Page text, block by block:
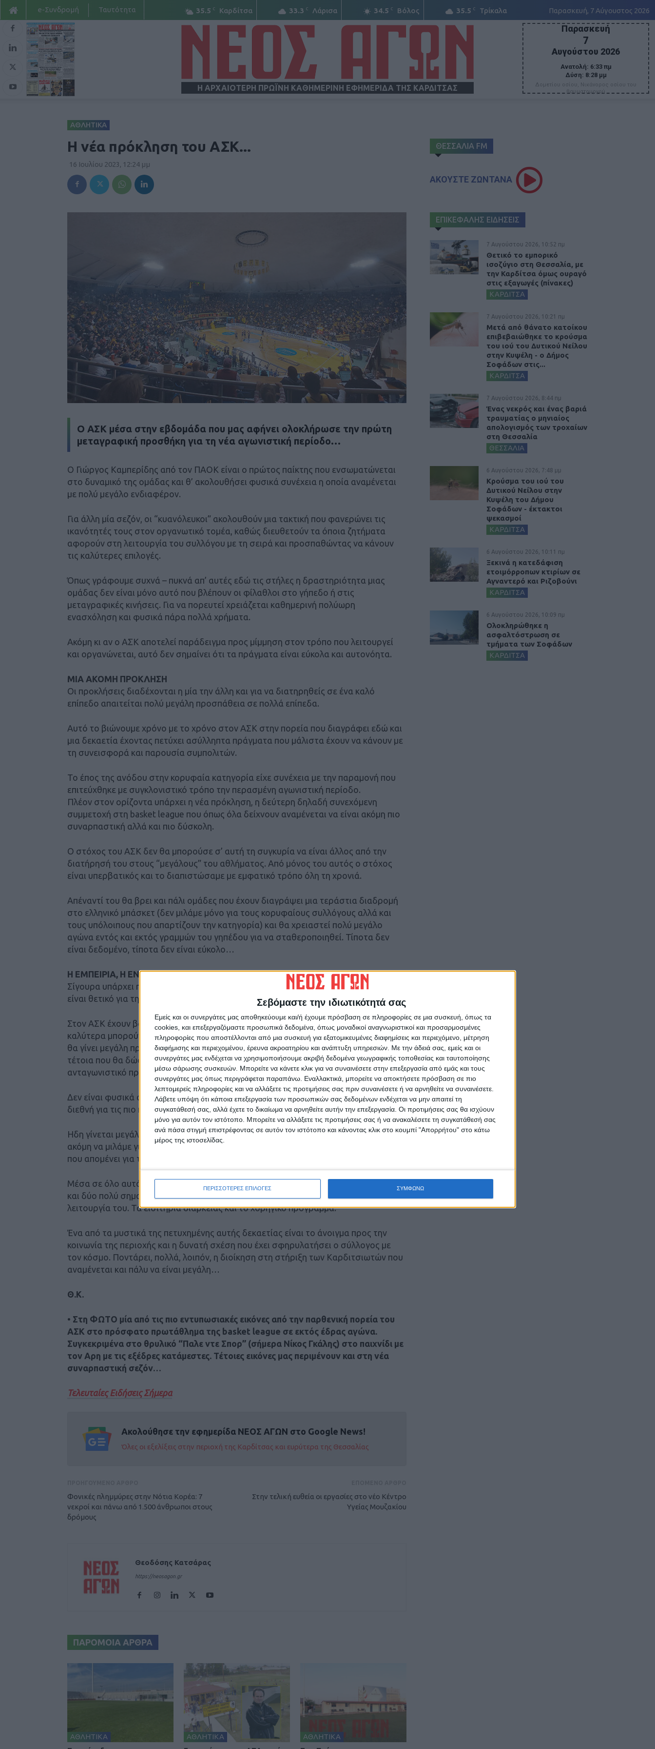
Σεβόμαστε την ιδιωτικότητά σας
Εμείς και οι συνεργάτες μας αποθηκεύουμε και/ή έχουμε πρόσβαση σε πληροφορίες σε μια συσκευή, όπως τα
cookies, και επεξεργαζόμαστε προσωπικά δεδομένα, όπως μοναδικοί αναγνωριστικοί και προσαρμοσμένες
πληροφορίες που αποστέλλονται από μια συσκευή για εξατομικευμένες διαφημίσεις και περιεχόμενο, μέτρηση
διαφήμισης και περιεχομένου, έρευνα ακροατηρίου και ανάπτυξη υπηρεσιών. Με την άδειά σας, εμείς και οι
συνεργάτες μας ενδέχεται να χρησιμοποιήσουμε ακριβή δεδομένα γεωγραφικής τοποθεσίας και ταυτοποίησης
μέσω σάρωσης συσκευών. Μπορείτε να κάνετε κλικ για να συναινέσετε στην επεξεργασία από εμάς και τους
συνεργάτες μας όπως περιγράφεται παραπάνω. Εναλλακτικά, μπορείτε να αποκτήσετε πρόσβαση σε πιο
λεπτομερείς πληροφορίες και να αλλάξετε τις προτιμήσεις σας πριν συναινέσετε ή να αρνηθείτε να συναινέσετε.
Λάβετε υπόψη ότι κάποια επεξεργασία των προσωπικών σας δεδομένων ενδέχεται να μην απαιτεί τη
συγκατάθεσή σας, αλλά έχετε το δικαίωμα να αρνηθείτε αυτήν την επεξεργασία. Οι προτιμήσεις σας θα ισχύουν
μόνο για αυτόν τον ιστότοπο. Μπορείτε να αλλάξετε τις προτιμήσεις σας ή να ανακαλέσετε τη συγκατάθεσή σας
ανά πάσα στιγμή επιστρέφοντας σε αυτόν τον ιστότοπο και κάνοντας κλικ στο κουμπί "Απορρήτου" στο κάτω
μέρος της ιστοσελίδας.
ΠΕΡΙΣΣΟΤΕΡΕΣ ΕΠΙΛΟΓΕΣ ΣΥΜΦΩΝΩ
35.5 C Καρδίτσα 33.3 C Λάρισα 34.5 C Βόλος 35.5 C Τρίκαλα Παρασκευή, 7 Αύγουστος 2026
e-Συνδρομή Ταυτότητα
Η ΑΡΧΑΙΟΤΕΡΗ ΠΡΩΪΝΗ ΚΑΘΗΜΕΡΙΝΗ ΕΦΗΜΕΡΙΔΑ ΤΗΣ ΚΑΡΔΙΤΣΑΣ
Παρασκευή
7
Αυγούστου 2026
Ανατολή: 6:33 πμ
Δύση: 8:28 μμ
Δομετίου οσίου, Νικάνορος οσίου του
θαυματουργού
ΑΘΛΗΤΙΚΑ
Η νέα πρόκληση του ΑΣΚ...
16 Ιουλίου 2023, 12:24 μμ
Ο ΑΣΚ μέσα στην εβδομάδα που μας αφήνει ολοκλήρωσε την πρώτη
μεταγραφική προσθήκη για τη νέα αγωνιστική περίοδο…
Ο Γιώργος Καμπερίδης από τον ΠΑΟΚ είναι ο πρώτος παίκτης που ενσωματώνεται
στο δυναμικό της ομάδας και θ’ ακολουθήσει φυσικά συνέχεια η οποία αναμένεται
με πολύ μεγάλο ενδιαφέρον.
Για άλλη μία σεζόν, οι “κυανόλευκοι” ακολουθούν μια τακτική που φανερώνει τις
ικανότητές τους στον οργανωτικό τομέα, καθώς διευθετούν τα όποια ζητήματα
αφορούν στη λειτουργία του συλλόγου με τη σειρά και προσπαθώντας να κάνουν
τις καλύτερες επιλογές.
Όπως γράφουμε συχνά – πυκνά απ’ αυτές εδώ τις στήλες η δραστηριότητα μιας
ομάδας δεν είναι μόνο αυτό που βλέπουν οι φίλαθλοι στο γήπεδο ή στις
μεταγραφικές κινήσεις. Για να πορευτεί χρειάζεται καθημερινή πολύωρη
ενασχόληση και φυσικά πάρα πολλά χρήματα.
Ακόμη κι αν ο ΑΣΚ αποτελεί παράδειγμα προς μίμμηση στον τρόπο που λειτουργεί
και οργανώνεται, αυτό δεν σημαίνει ότι τα πράγματα είναι εύκολα και αυτονόητα.
ΜΙΑ ΑΚΟΜΗ ΠΡΟΚΛΗΣΗ
Οι προκλήσεις διαδέχονται η μία την άλλη και για να διατηρηθείς σε ένα καλό
επίπεδο απαιτείται πολύ μεγάλη προσπάθεια σε πολλά επίπεδα.
Αυτό το βιώνουμε χρόνο με το χρόνο στον ΑΣΚ στην πορεία που διαγράφει εδώ και
μια δεκαετία έχοντας πετύχει ασύλληπτα πράγματα που μάλιστα έχουν να κάνουν με
τη συνεισφορά και παρουσία συμπολιτών.
Το έπος της ανόδου στην κορυφαία κατηγορία είχε συνέχεια με την παραμονή που
επιτεύχθηκε με συγκλονιστικό τρόπο την περασμένη αγωνιστική περίοδο.
Πλέον στον ορίζοντα υπάρχει η νέα πρόκληση, η δεύτερη δηλαδή συνεχόμενη
συμμετοχή στη basket league που όπως όλα δείχνουν αναμένεται να είναι ακόμη πιο
συναρπαστική αλλά και πιο δύσκολη.
Ο στόχος του ΑΣΚ δεν θα μπορούσε σ’ αυτή τη συγκυρία να είναι άλλος από την
διατήρησή του στους “μεγάλους” του αθλήματος. Από μόνος του αυτός ο στόχος
είναι υπερβατικός και το διαπιστώσαμε με εμφατικό τρόπο όλη τη χρονιά.
Απέναντί του θα βρει και πάλι ομάδες που έχουν διαγράψει μια τεράστια διαδρομή
στο ελληνικό μπάσκετ (δεν μιλάμε μόνο για τους κορυφαίους συλλόγους αλλά και
τους υπόλοιπους που απαρτίζουν την κατηγορία) και θα χρειαστεί πολύ μεγάλο
αγώνα εντός και εκτός γραμμών του γηπέδου για να σταθεροποιηθεί. Τίποτα δεν
είναι δεδομένο, τίποτα δεν είναι εύκολο…
Η ΕΜΠΕΙΡΙΑ, Η ΕΝΙΣΧΥΣΗ ΚΑΙ Ο ΚΟΣΜΟΣ
Σίγουρα υπάρχει η πολύτιμη εμπειρία της πρώτης χρονιάς, στοιχείο που αναμφίβολα
είναι θετικό για την επόμενη.
Στον ΑΣΚ έχουν βάλει τα πράγματα κάτω και σχεδιάζουν την πορεία της ομάδας όσο
καλύτερα μπορούν. Πέρα από τα οργανωτικά στις κινήσεις διάρθρωσης του ρόστερ
θα γίνει μεγάλη προσπάθεια να έλθουν παίκτες που θα δημιουργήσουν μια δυναμική
τέτοια που θα δώσει τη δυνατότητα στην ομάδα ν’ αντεπεξέλθει σ’ ένα άκρως
ανταγωνιστικό πρωτάθλημα.
Δεν είναι φυσικά απλά τα πράγματα, τόσο με την εγχώρια αγορά όσο και με τη
διεθνή για τις πιο κατάλληλες επιλογές που θα δέσουν σ’ ένα αρμονικό σύνολο.
Ηδη γίνεται μεγάλη έρευνα, κάποιοι στόχοι έχουν οριοθετηθεί, αλλά είναι νωρίς
ακόμη να μιλάμε για συγκεκριμένα ονόματα. Εχουμε δρόμο στον ένα και πλέον μήνα
που απομένει για την έναρξη της νέας αγωνιστικής περιόδου.
Μέσα σε όλο αυτό το διάστημα που ο ΑΣΚ θα “χτίζει” το ρόστερ του θα “τρέχουν”
και δύο πολύ σημαντικοί τομείς που σχετίζονται άμεσα με την γενικότερη εύρυθμη
λειτουργία του. Τα εισιτήρια διαρκείας και το χορηγικό πρόγραμμα.
Ένα από τα μυστικά της πετυχημένης αυτής δεκαετίας είναι το άνοιγμα προς την
κοινωνία της περιοχής και η δυνατή σχέση που έχει σφηρυλατήσει ο σύλλογος με
τον κόσμο. Ποντάρει, πολλά, λοιπόν, η διοίκηση στη στήριξη των Καρδιτσιωτών που
αναμένεται και πάλυ να είναι μεγάλη…
Θ.Κ.
• Στη ΦΩΤΟ μία από τις πιο εντυπωσιακές εικόνες από την παρθενική πορεία του
ΑΣΚ στο πρόσφατο πρωτάθλημα της basket league σε εκτός έδρας αγώνα.
Συγκεκριμένα στο θρυλικό “Παλε ντε Σπορ” (σήμερα Νίκος Γκάλης) στο παιχνίδι με
τον Αρη με τις εξέδρες κατάμεστες. Τέτοιες εικόνες μας περιμένουν και στη νέα
συναρπαστική σεζόν…
Τελευταίες Ειδήσεις Σήμερα
Ακολούθησε την εφημερίδα ΝΕΟΣ ΑΓΩΝ στο Google News!
Όλες οι εξελίξεις στην περιοχή της Καρδίτσας και ευρύτερα της Θεσσαλίας
Φονικές πλημμύρες στην Νότια Κορέα: 7
νεκροί και πάνω από 1.500 άνθρωποι στους
δρόμους
Στην τελική ευθεία οι εργασίες στο νέο Κέντρο
Υγείας Μουζακίου
Θεοδόσης Κατσάρας
https://neosagon.gr
ΠΑΡΟΜΟΙΑ ΑΡΘΡΑ
ΑΘΛΗΤΙΚΑ
ΑΘΛΗΤΙΚΑ
ΑΘΛΗΤΙΚΑ
ΘΕΣΣΑΛΙΑ FM
ΑΚΟΥΣΤΕ ΖΩΝΤΑΝΑ
ΕΠΙΚΕΦΑΛΗΣ ΕΙΔΗΣΕΙΣ
7 Αυγούστου 2026, 10:52 πμ
Θετικό το εμπορικό
ισοζύγιο στη Θεσσαλία, με
την Καρδίτσα όμως ουραγό
στις εξαγωγές (πίνακες)
ΚΑΡΔΙΤΣΑ
7 Αυγούστου 2026, 10:21 πμ
Μετά από θάνατο κατοίκου
επιβεβαιώθηκε το κρούσμα
του ιού του Δυτικού Νείλου
στην Κυψέλη - ο Δήμος
Σοφάδων στις...
ΚΑΡΔΙΤΣΑ
7 Αυγούστου 2026, 8:44 πμ
Ένας νεκρός και ένας βαριά
τραυματίας ο μηνιαίος
απολογισμός των τροχαίων
στη Θεσσαλία
ΘΕΣΣΑΛΙΑ
6 Αυγούστου 2026, 7:48 μμ
Κρούσμα του ιού του
Δυτικού Νείλου στην
Κυψέλη του Δήμου
Σοφάδων - έκτακτοι
ψεκασμοί
ΚΑΡΔΙΤΣΑ
6 Αυγούστου 2026, 10:11 πμ
Ξεκινά η κατεδάφιση
ετοιμόρροπων κτιρίων σε
Αγναντερό και Ριζοβούνι
ΚΑΡΔΙΤΣΑ
6 Αυγούστου 2026, 10:09 πμ
Ολοκληρώθηκε η
ασφαλτόστρωση σε
τμήματα των Σοφάδων
ΚΑΡΔΙΤΣΑ